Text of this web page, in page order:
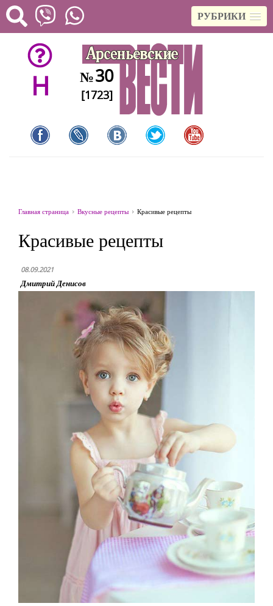
РУБРИКИ
H №30
[1723]
Главная страница Вкусные рецепты Красивые рецепты
Красивые рецепты
08.09.2021
Дмитрий Денисов